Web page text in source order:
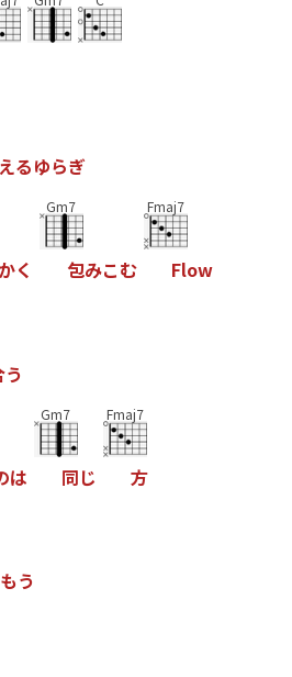
るゆらぎ
く
Gm7
包みこむ
Fmaj7
Flow
う
は
Gm7
同じ
Fmaj7
方
もう